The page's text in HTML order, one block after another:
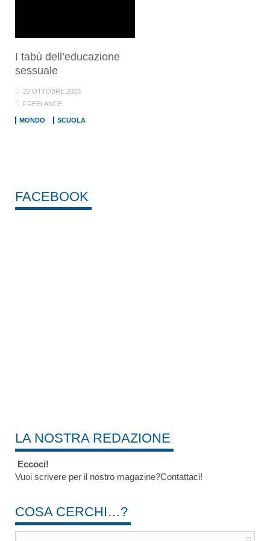
I tabù dell’educazione
sessuale
22 OTTOBRE 2023
FREELANCE
MONDO SCUOLA
FACEBOOK
LA NOSTRA REDAZIONE
Eccoci!
Vuoi scrivere per il nostro magazine?Contattaci!
COSA CERCHI…?